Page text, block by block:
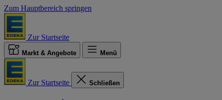
Zum Hauptbereich springen
Zur Startseite
Markt & Angebote Menü
Zur Startseite Schließen